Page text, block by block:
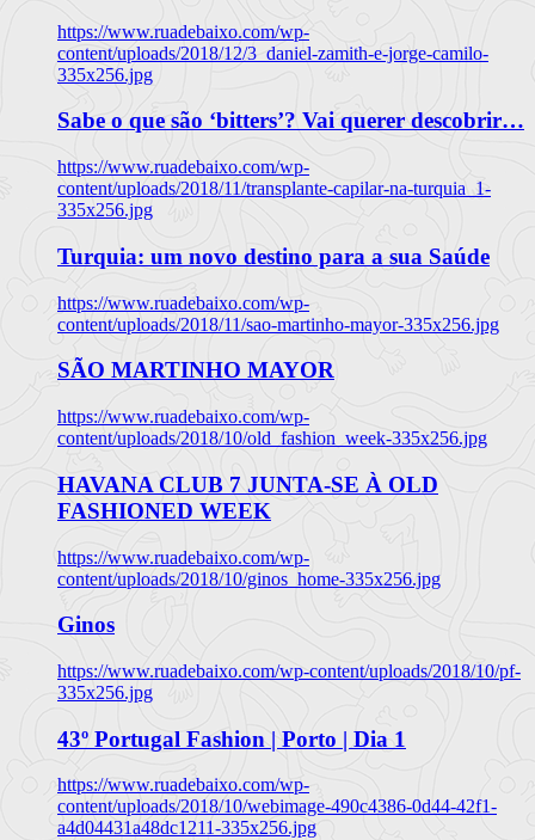
https://www.ruadebaixo.com/wp-
content/uploads/2018/12/3_daniel-zamith-e-jorge-camilo-
335x256.jpg
Sabe o que são ‘bitters’? Vai querer descobrir…
https://www.ruadebaixo.com/wp-
content/uploads/2018/11/transplante-capilar-na-turquia_1-
335x256.jpg
Turquia: um novo destino para a sua Saúde
https://www.ruadebaixo.com/wp-
content/uploads/2018/11/sao-martinho-mayor-335x256.jpg
SÃO MARTINHO MAYOR
https://www.ruadebaixo.com/wp-
content/uploads/2018/10/old_fashion_week-335x256.jpg
HAVANA CLUB 7 JUNTA-SE À OLD
FASHIONED WEEK
https://www.ruadebaixo.com/wp-
content/uploads/2018/10/ginos_home-335x256.jpg
Ginos
https://www.ruadebaixo.com/wp-content/uploads/2018/10/pf-
335x256.jpg
43º Portugal Fashion | Porto | Dia 1
https://www.ruadebaixo.com/wp-
content/uploads/2018/10/webimage-490c4386-0d44-42f1-
a4d04431a48dc1211-335x256.jpg